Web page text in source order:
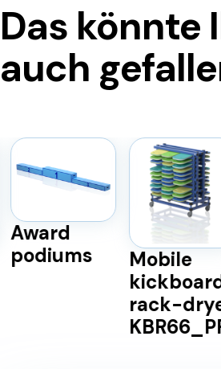
Das könnte
auch
Award
podiums
Mobile
rack-